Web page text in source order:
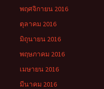
พฤศจิกายน 2016
ตุลาคม 2016
มิถุนายน 2016
พฤษภาคม 2016
เมษายน 2016
มีนาคม 2016